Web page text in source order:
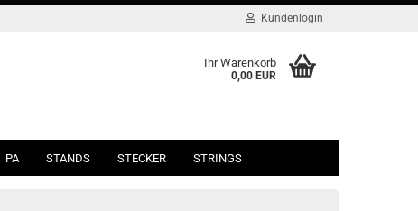
Kundenlogin
Ihr Warenkorb
0,00 EUR
PA STANDS STECKER STRINGS